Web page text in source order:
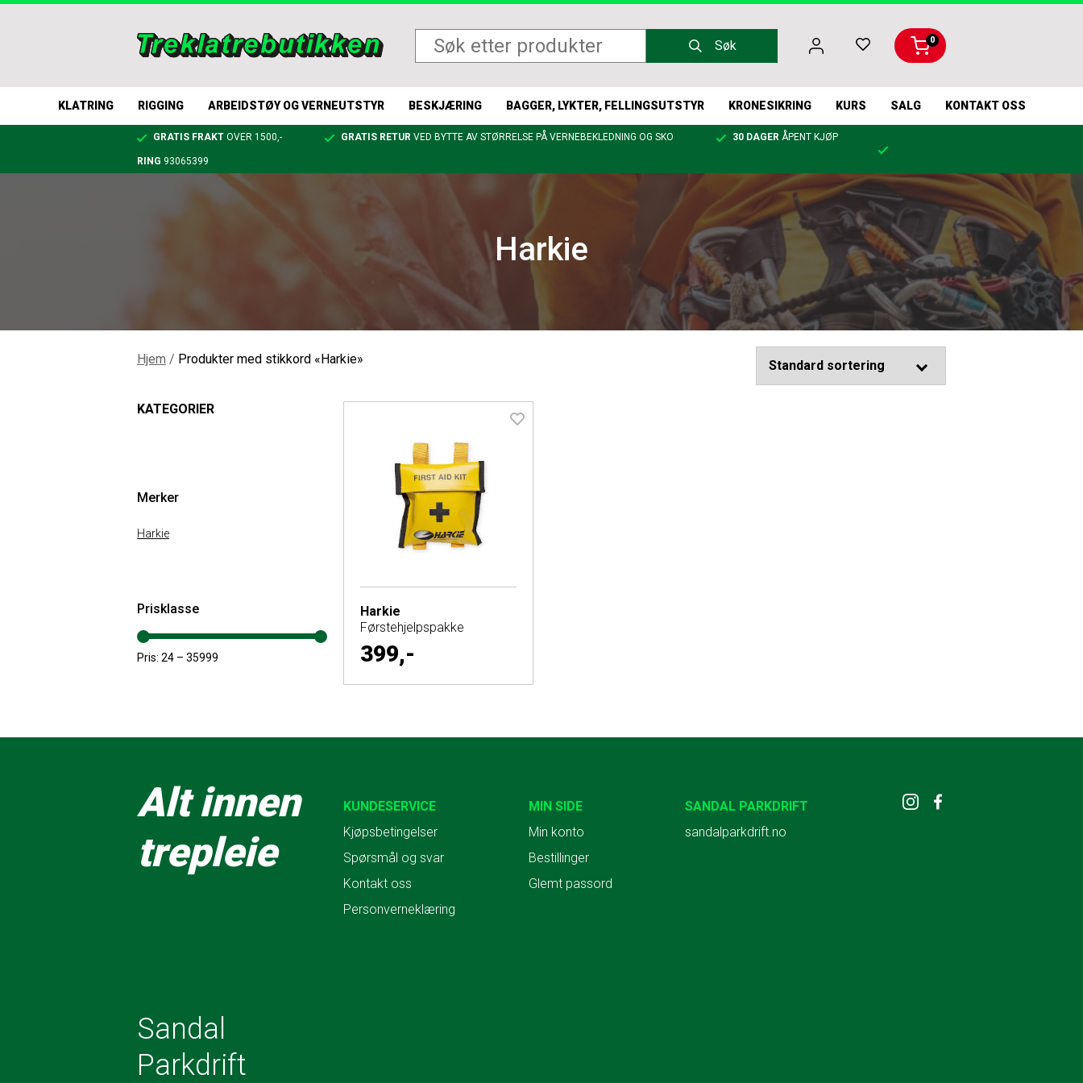
Søk 0
KLATRING RIGGING ARBEIDSTØY OG VERNEUTSTYR BESKJÆRING BAGGER, LYKTER, FELLINGSUTSTYR KRONESIKRING KURS SALG KONTAKT OSS
GRATIS FRAKT OVER 1500,- GRATIS RETUR VED BYTTE AV STØRRELSE PÅ VERNEBEKLEDNING OG SKO 30 DAGER ÅPENT KJØP
RING 93065399
Harkie
Hjem / Produkter med stikkord «Harkie»
KATEGORIER
Merker
Harkie
Prisklasse
Pris: 24 – 35999
Harkie
Førstehjelpspakke
399,-
Alt innen
trepleie
KUNDESERVICE
Kjøpsbetingelser
Spørsmål og svar
Kontakt oss
Personverneklæring
MIN SIDE
Min konto
Bestillinger
Glemt passord
SANDAL PARKDRIFT
sandalparkdrift.no
Sandal
Parkdrift